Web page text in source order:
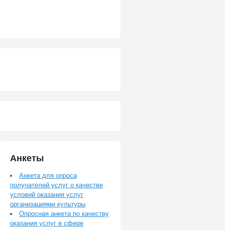
Анкеты
Анкета для опроса
получателей услуг о качестве
условий оказания услуг
организациями культуры
Опросная анкета по качеству
оказания услуг в сфере